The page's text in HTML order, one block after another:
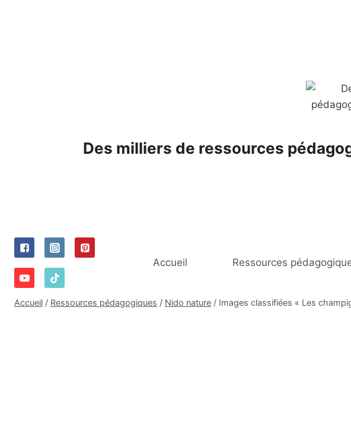
Des milliers de ressources
Accueil Ressources
Accueil / Ressources pédagogiques / Nido nature / Images classifiées « Les